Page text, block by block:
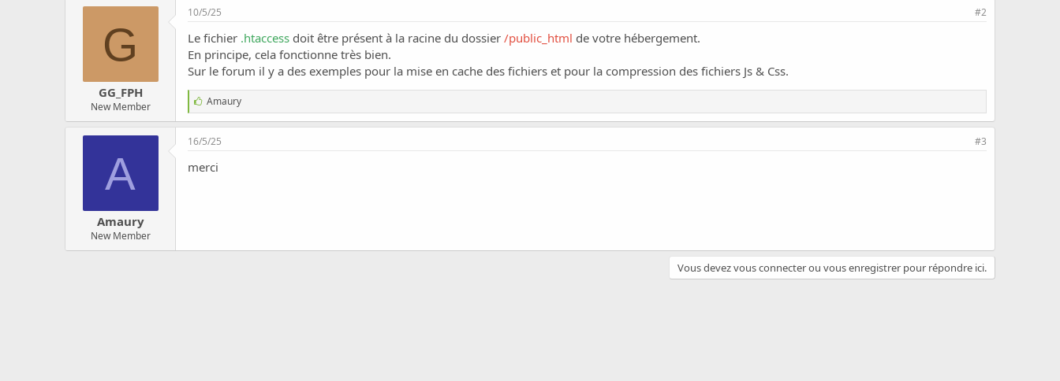
n
G
GG_FPH
New Member
10/5/25 #2
Le fichier .htaccess doit être présent à la racine du dossier /public_html de votre hébergement.
En principe, cela fonctionne très bien.
Sur le forum il y a des exemples pour la mise en cache des fichiers et pour la compression des fichiers Js & Css.
J
'
a
i
e
:
Amaury
A
Amaury
New Member
16/5/25 #3
merci
Vous devez vous connecter ou vous enregistrer pour répondre ici.